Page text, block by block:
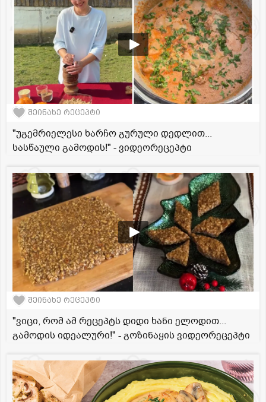
შეინახე რეცეპტი
"უგემრიელესი ხარჩო გურული დედლით...
სასწაული გამოდის!" - ვიდეორეცეპტი
შეინახე რეცეპტი
"ვიცი, რომ ამ რეცეპტს დიდი ხანი ელოდით...
გამოდის იდეალური!" - გოზინაყის ვიდეორეცეპტი